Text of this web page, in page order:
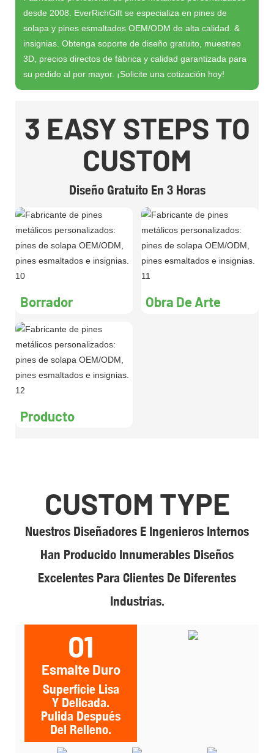
desde 2008. EverRichGift se especializa en pines de
solapa y pines esmaltados OEM/ODM de alta calidad. &
insignias. Obtenga soporte de diseño gratuito, muestreo
3D, precios directos de fábrica y calidad garantizada para
su pedido al por mayor. ¡Solicite una cotización hoy!
3 EASY STEPS TO
CUSTOM
Diseño Gratuito En 3 Horas
Borrador Obra De Arte
Producto
CUSTOM TYPE
Nuestros Diseñadores E Ingenieros Internos
Han Producido Innumerables Diseños
Excelentes Para Clientes De Diferentes
Industrias.
01
Esmalte Duro
Superficie Lisa
Y Delicada.
Pulida Después
Del Relleno.